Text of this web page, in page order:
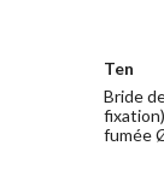
Ten
Bride
fumée